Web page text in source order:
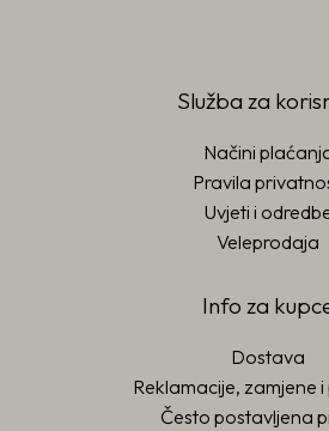
Služba za
Načini
Pravila
Uvjeti i
Veleprodaja
Info za
Dostava
Reklamacije, zamjene
Često postavljena